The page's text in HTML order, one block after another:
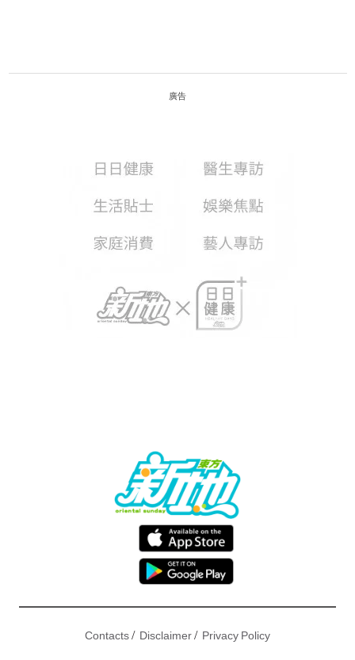
廣告
Contacts/ Disclaimer/ Privacy Policy